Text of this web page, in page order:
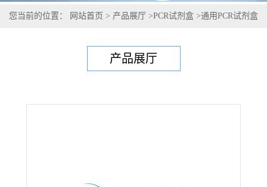
您当前的位置： 网站首页 > 产品展厅 >PCR试剂盒 >通用PCR试剂盒
产品展厅